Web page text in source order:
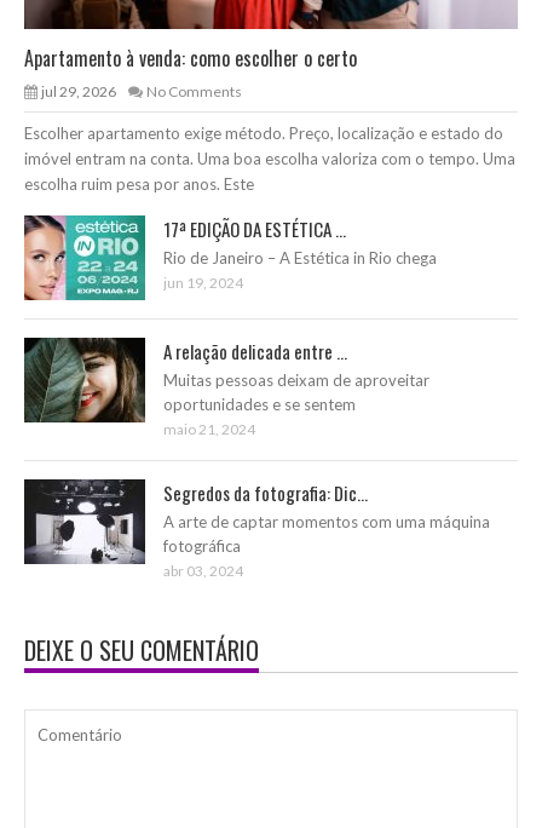
Apartamento à venda: como escolher o certo
jul 29, 2026 No Comments
Escolher apartamento exige método. Preço, localização e estado do
imóvel entram na conta. Uma boa escolha valoriza com o tempo. Uma
escolha ruim pesa por anos. Este
17ª EDIÇÃO DA ESTÉTICA ...
Rio de Janeiro – A Estética in Rio chega
jun 19, 2024
A relação delicada entre ...
Muitas pessoas deixam de aproveitar
oportunidades e se sentem
maio 21, 2024
Segredos da fotografia: Dic...
A arte de captar momentos com uma máquina
fotográfica
abr 03, 2024
DEIXE O SEU COMENTÁRIO